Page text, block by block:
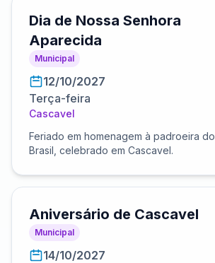
Dia de Nossa Senhora
Aparecida
Municipal
12/10/2027
Terça-feira
Cascavel
Feriado em homenagem à padroeira do
Brasil, celebrado em Cascavel.
Aniversário de Cascavel
Municipal
14/10/2027